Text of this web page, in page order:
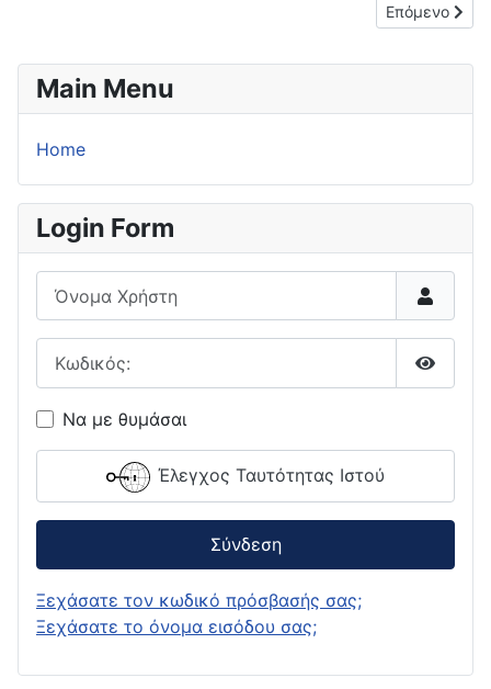
Επόμενο
Επόμενο
Main Menu
Home
Login Form
Όνομα Χρήστη
Να με θυμάσαι
Έλεγχος Ταυτότητας Ιστού
Σύνδεση
Ξεχάσατε τον κωδικό πρόσβασής σας;
Ξεχάσατε το όνομα εισόδου σας;